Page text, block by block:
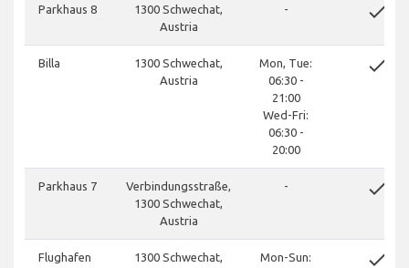
Parkhaus 8
1300 Schwechat,
Austria
- done
Billa
1300 Schwechat,
Austria
Mon, Tue:
06:30 -
21:00
Wed-Fri:
06:30 -
20:00
done
Parkhaus 7
Verbindungsstraße,
1300 Schwechat,
Austria
- done
Flughafen 1300 Schwechat, Mon-Sun: done